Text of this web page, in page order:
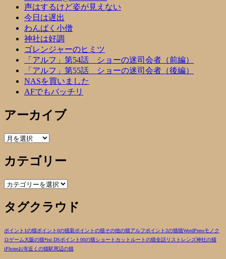
声はするけど姿が見えない
今日は遅出
わんぱく小僧
神社は好調
ゴレンジャーのヒミツ
「アルフ」第54話 ショーの迷司会者（前編）
「アルフ」第55話 ショーの迷司会者（後編）
NASを買いました
AFでもバッチリ
アーカイブ
ア
カ
イ
ブ
カテゴリー
カ
ゴ
リ
タグクラウド
ポイント1の猫ポイント0の猫新ポイントの猫その他の猫アルフポイント2の猫猫WordPressモノク
ロゲーム大阪の猫*ist DSポイント00の猫ショートカットルートの猫全話リスト レンズ神社の猫
iPhoneお寺近くの猫駅周辺の猫